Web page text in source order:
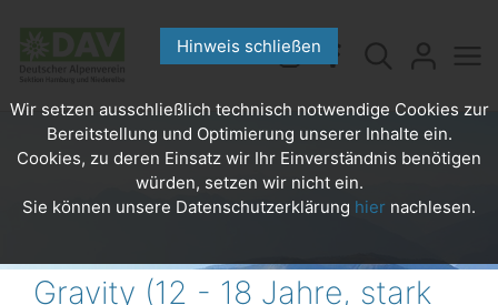
Gravity (12 - 18 Jahre, stark
Hinweis schließen
Wir setzen ausschließlich technisch notwendige Cookies zur
Bereitstellung und Optimierung unserer Inhalte ein.
Cookies, zu deren Einsatz wir Ihr Einverständnis benötigen
würden, setzen wir nicht ein.
Sie können unsere Datenschutzerklärung hier nachlesen.